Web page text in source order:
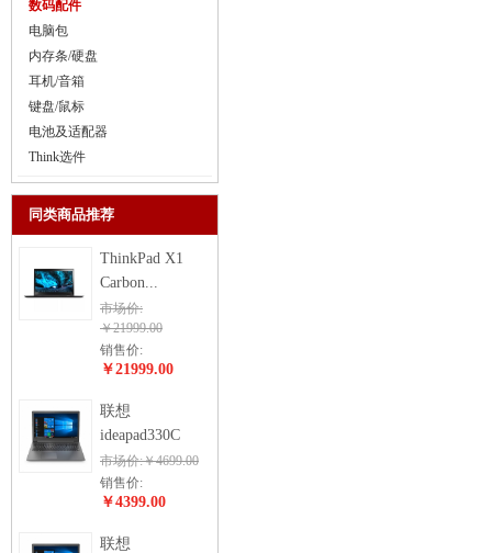
数码配件
电脑包
内存条/硬盘
耳机/音箱
键盘/鼠标
电池及适配器
Think选件
同类商品推荐
ThinkPad X1
Carbon...
市场价:
￥21999.00
销售价:
￥21999.00
联想
ideapad330C
市场价:￥4699.00
销售价:
￥4399.00
联想